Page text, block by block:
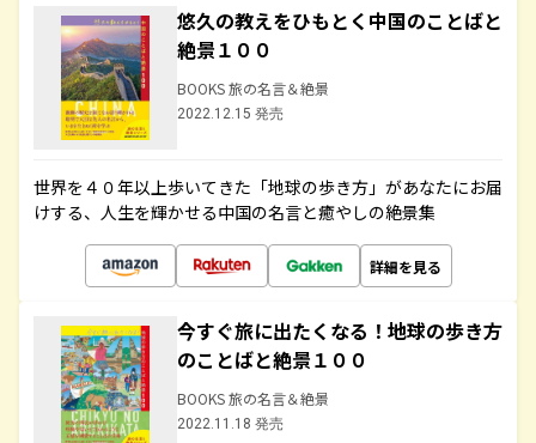
悠久の教えをひもとく中国のことばと
絶景１００
BOOKS 旅の名言＆絶景
2022.12.15 発売
世界を４０年以上歩いてきた「地球の歩き方」があなたにお届
けする、人生を輝かせる中国の名言と癒やしの絶景集
詳細を見る
今すぐ旅に出たくなる！地球の歩き方
のことばと絶景１００
BOOKS 旅の名言＆絶景
2022.11.18 発売